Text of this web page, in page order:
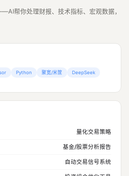
帮你处理财报、技术指标、宏观数据，
Python 聚宽/米筐 DeepSeek
量化交易策略
基金/股票分析报告
自动交易信号系统